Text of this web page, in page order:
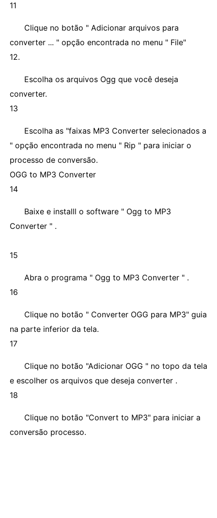
11
Clique no botão " Adicionar arquivos para
converter ... " opção encontrada no menu " File"
12.
Escolha os arquivos Ogg que você deseja
converter.
13
Escolha as "faixas MP3 Converter selecionados a
" opção encontrada no menu " Rip " para iniciar o
processo de conversão.
OGG to MP3 Converter
14
Baixe e installl o software " Ogg to MP3
Converter " .
15
Abra o programa " Ogg to MP3 Converter " .
16
Clique no botão " Converter OGG para MP3" guia
na parte inferior da tela.
17
Clique no botão "Adicionar OGG " no topo da tela
e escolher os arquivos que deseja converter .
18
Clique no botão "Convert to MP3" para iniciar a
conversão processo.